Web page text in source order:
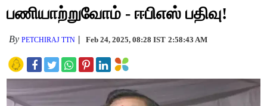
பணியாற்றுவோம் - ஈபிஎஸ் பதிவு!
ByPETCHIRAJ TTN Feb 24, 2025, 08:28 IST 2:58:43 AM